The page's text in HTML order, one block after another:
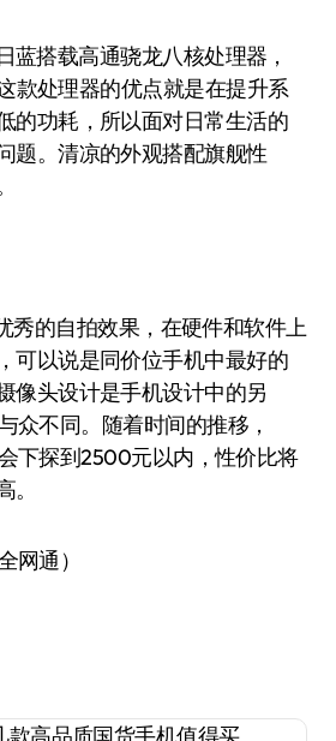
蓝搭载高通骁龙八核处理器，
款处理器的优点就是在提升系
的功耗，所以面对日常生活的
题。清凉的外观搭配旗舰性
秀的自拍效果，在硬件和软件上
可以说是同价位手机中最好的
像头设计是手机设计中的另
众不同。随着时间的推移，
下探到2500元以内，性价比将
网通）